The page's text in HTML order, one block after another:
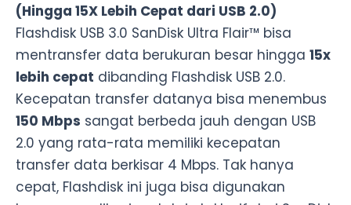
(Hingga 15X Lebih Cepat dari USB 2.0)
Flashdisk USB 3.0 SanDisk Ultra Flair™ bisa
mentransfer data berukuran besar hingga 15x
lebih cepat dibanding Flashdisk USB 2.0.
Kecepatan transfer datanya bisa menembus
150 Mbps sangat berbeda jauh dengan USB
2.0 yang rata-rata memiliki kecepatan
transfer data berkisar 4 Mbps. Tak hanya
cepat, Flashdisk ini juga bisa digunakan